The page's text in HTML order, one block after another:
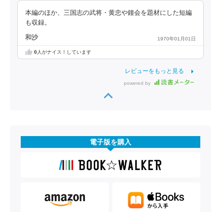
本編のほか、三国志の武将・黄忠や鐘会を題材にした短編
も収録。
和沙 1970年01月01日
0人がナイス！しています
レビューをもっと見る
powered by
電子版を購入